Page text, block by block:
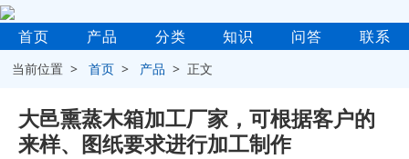
首页 产品 分类 知识 问答 联系
当前位置 >首页 > 产品 > 正文
大邑熏蒸木箱加工厂家，可根据客户的
来样、图纸要求进行加工制作